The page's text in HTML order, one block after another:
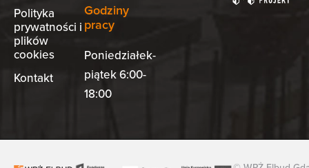
Polityka
prywatności i
plików
cookies
Kontakt
Godziny
pracy
Poniedziałek-
piątek 6:00-
18:00